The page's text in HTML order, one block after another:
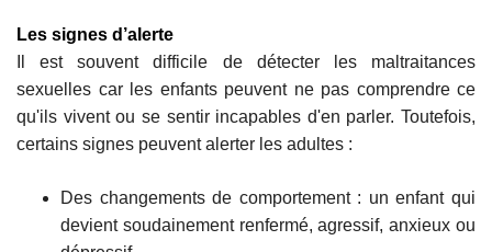
Les signes d’alerte
Il est souvent difficile de détecter les maltraitances
sexuelles car les enfants peuvent ne pas comprendre ce
qu'ils vivent ou se sentir incapables d'en parler. Toutefois,
certains signes peuvent alerter les adultes :
Des changements de comportement : un enfant qui
devient soudainement renfermé, agressif, anxieux ou